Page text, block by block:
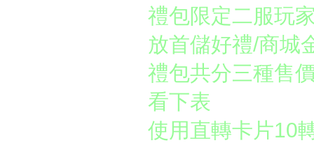
禮包限定二服玩
放首儲好禮/商城
禮包共分三種售
看下表
使用直轉卡片10